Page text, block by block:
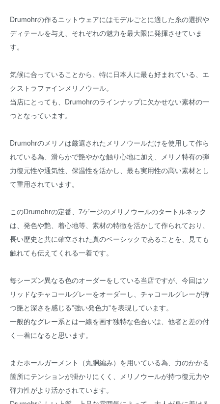
Drumohrの作るニットウェアにはモデルごとに適した糸の選択や
ディテールを与え、それぞれの魅力を最大限に発揮させていま
す。
気候に合っていることから、特に日本人に最も好まれている、エ
クストラファインメリノウール。
当店にとっても、Drumohrのラインナップに欠かせない素材の一
つとなっています。
Drumohrのメリノは厳選されたメリノウールだけを使用して作ら
れている為、滑らかで艶やかな触り心地に加え、メリノ特有の弾
力復元性や通気性、保温性を活かし、最も実用性の高い素材とし
て重用されています。
このDrumohrの定番、7ゲージのメリノウールのタートルネック
は、発色や艶、着心地等、素材の特徴を活かして作られており、
長い歴史と共に確立された真のベーシックであることを、見ても
触れても伝えてくれる一着です。
毎シーズン異なる色のオーダーをしている当店ですが、今回はソ
リッドなチャコールグレーをオーダーし、チャコールグレーが持
つ艶と深さを感じる”強い発色力”を表現しています。
一般的なグレー系とは一線を画す独特な色合いは、他者と差の付
く一着になると思います。
またホールガーメント（丸胴編み）を用いている為、力のかかる
箇所にテンションが掛かりにくく、メリノウールが持つ復元力や
弾力性がより活かされています。